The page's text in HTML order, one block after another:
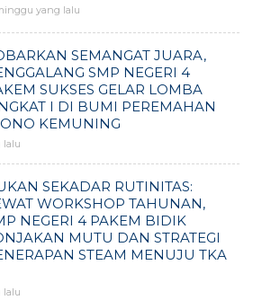
yang lalu
SEMANGAT JUARA,
SMP NEGERI 4
SUKSES GELAR LOMBA
I DI BUMI PEREMAHAN
KEMUNING
lalu
SEKADAR RUTINITAS:
WORKSHOP TAHUNAN,
NEGERI 4 PAKEM BIDIK
MUTU DAN STRATEGI
STEAM MENUJU TKA
lalu